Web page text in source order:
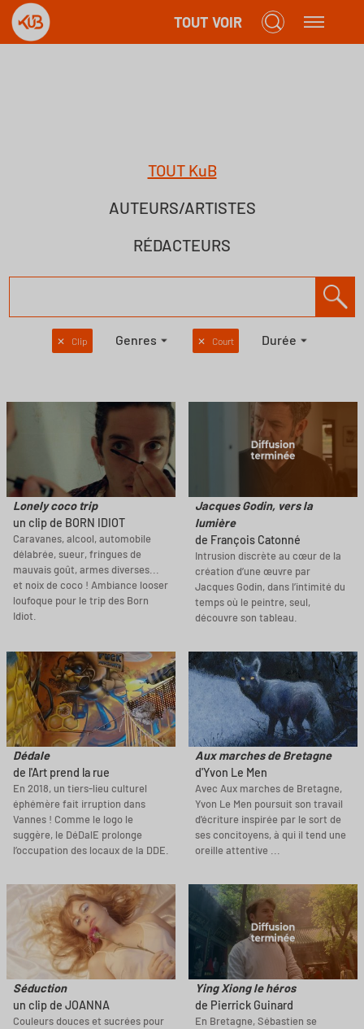
TOUT VOIR
TOUT KuB
AUTEURS/ARTISTES
RÉDACTEURS
✕ Clip Genres ✕ Court Durée
Lonely coco trip
un clip de BORN IDIOT
Caravanes, alcool, automobile
délabrée, sueur, fringues de
mauvais goût, armes diverses...
et noix de coco ! Ambiance looser
loufoque pour le trip des Born
Idiot.
Jacques Godin, vers la
lumière
de François Catonné
Intrusion discrète au cœur de la
création d’une œuvre par
Jacques Godin, dans l’intimité du
temps où le peintre, seul,
découvre son tableau.
Dédale
de l'Art prend la rue
En 2018, un tiers-lieu culturel
éphémère fait irruption dans
Vannes ! Comme le logo le
suggère, le DéDalE prolonge
l’occupation des locaux de la DDE.
Aux marches de Bretagne
d'Yvon Le Men
Avec Aux marches de Bretagne,
Yvon Le Men poursuit son travail
d'écriture inspirée par le sort de
ses concitoyens, à qui il tend une
oreille attentive ...
Séduction
un clip de JOANNA
Couleurs douces et sucrées pour
Ying Xiong le héros
de Pierrick Guinard
En Bretagne, Sébastien se